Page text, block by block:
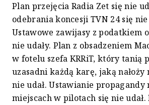
Plan przejęcia Radia Zet się nie
odebrania koncesji TVN 24 się nie
Ustawowe zawijasy z podatkiem
nie udały. Plan z obsadzeniem
w fotelu szefa KRRiT, który tanią
uzasadni każdą karę, jaką nałoży
nie udał. Ustawianie propagandy
miejscach w pilotach się nie udał.